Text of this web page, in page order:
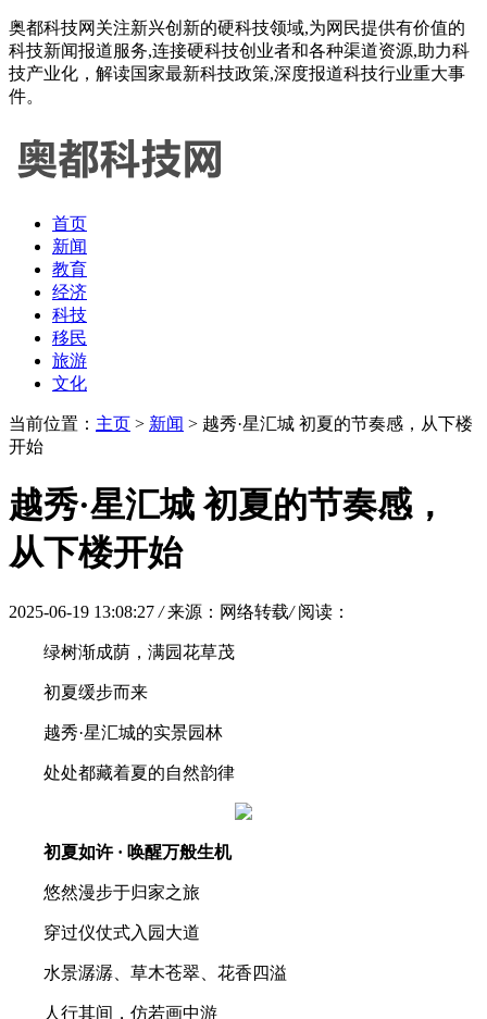
奥都科技网关注新兴创新的硬科技领域,为网民提供有价值的
科技新闻报道服务,连接硬科技创业者和各种渠道资源,助力科
技产业化，解读国家最新科技政策,深度报道科技行业重大事
件。
首页
新闻
教育
经济
科技
移民
旅游
文化
当前位置： 主页 > 新闻 > 越秀·星汇城 初夏的节奏感，从下楼
开始
越秀·星汇城 初夏的节奏感，
从下楼开始
2025-06-19 13:08:27 / 来源：网络转载/ 阅读：
绿树渐成荫，满园花草茂
初夏缓步而来
越秀·星汇城的实景园林
处处都藏着夏的自然韵律
初夏如许 · 唤醒万般生机
悠然漫步于归家之旅
穿过仪仗式入园大道
水景潺潺、草木苍翠、花香四溢
人行其间，仿若画中游